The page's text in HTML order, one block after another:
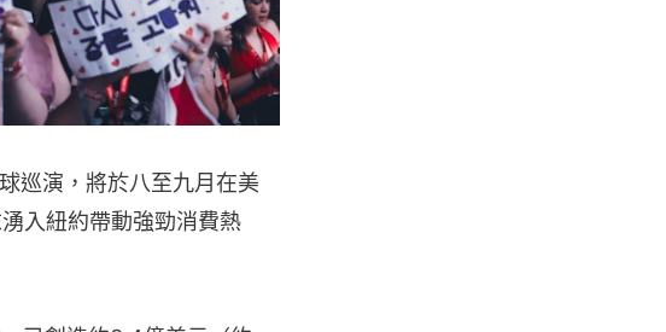
巡演，將於八至九月在美
入紐約帶動強勁消費熱